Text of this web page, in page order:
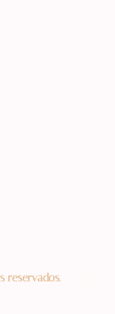
reservados.